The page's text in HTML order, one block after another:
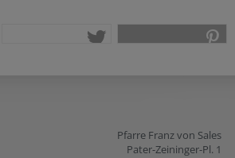
Pfarre Franz von Sales
Pater-Zeininger-Pl. 1